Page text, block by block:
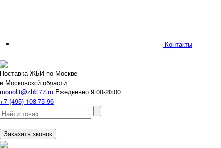
Контакты
Поставка ЖБИ по Москве
и Московской области
monolit@zhbi77.ru Ежедневно 9:00-20:00
+7 (495) 108-75-96
Заказать звонок